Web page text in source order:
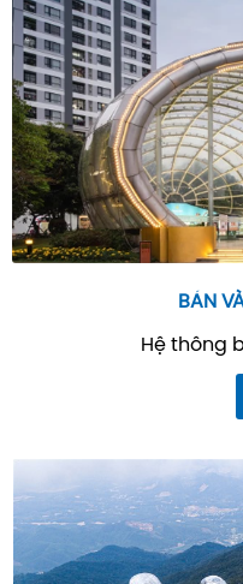
BÁN
Hệ thông